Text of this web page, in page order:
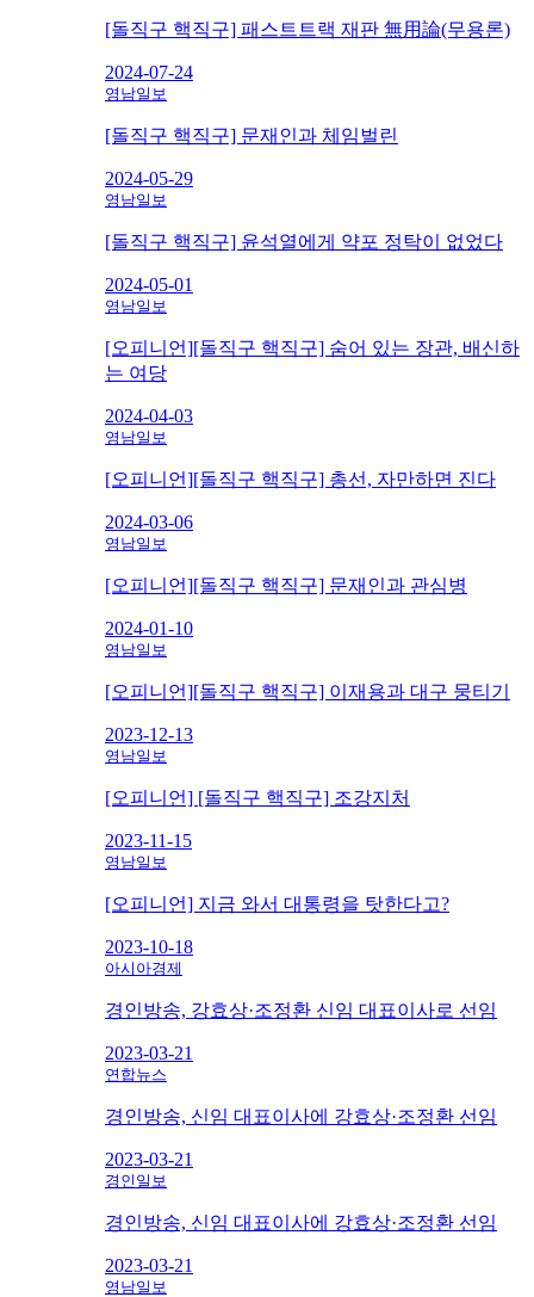
[돌직구 핵직구] 패스트트랙 재판 無用論(무용론)
2024-07-24
영남일보
[돌직구 핵직구] 문재인과 체임벌린
2024-05-29
영남일보
[돌직구 핵직구] 윤석열에게 약포 정탁이 없었다
2024-05-01
영남일보
[오피니언][돌직구 핵직구] 숨어 있는 장관, 배신하
는 여당
2024-04-03
영남일보
[오피니언][돌직구 핵직구] 총선, 자만하면 진다
2024-03-06
영남일보
[오피니언][돌직구 핵직구] 문재인과 관심병
2024-01-10
영남일보
[오피니언][돌직구 핵직구] 이재용과 대구 뭉티기
2023-12-13
영남일보
[오피니언] [돌직구 핵직구] 조강지처
2023-11-15
영남일보
[오피니언] 지금 와서 대통령을 탓한다고?
2023-10-18
아시아경제
경인방송, 강효상·조정환 신임 대표이사로 선임
2023-03-21
연합뉴스
경인방송, 신임 대표이사에 강효상·조정환 선임
2023-03-21
경인일보
경인방송, 신임 대표이사에 강효상·조정환 선임
2023-03-21
영남일보